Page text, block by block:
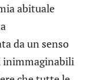
abituale
da un senso
inimmaginabili